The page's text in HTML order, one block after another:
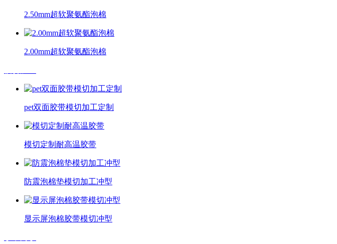
2.50mm超软聚氨酯泡棉
2.00mm超软聚氨酯泡棉
pet双面胶带模切加工定制
模切定制耐高温胶带
防震泡棉垫模切加工冲型
显示屏泡棉胶带模切冲型